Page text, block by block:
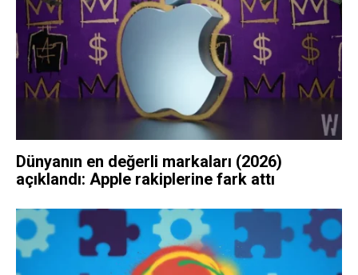
Dünyanın en değerli markaları (2026)
açıklandı: Apple rakiplerine fark attı